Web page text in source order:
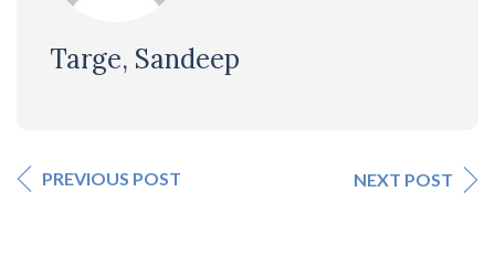
Targe, Sandeep
PREVIOUS POST NEXT POST